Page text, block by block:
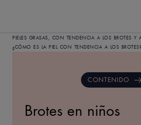
PIELES GRASAS, CON TENDENCIA A LOS BROTES Y
¿CÓMO ES LA PIEL CON TENDENCIA A LOS BROTES?
CONTENIDO
Brotes en niños